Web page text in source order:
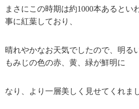
まさにこの時期は約1000本あるとい
事に紅葉しており、
晴れやかなお天気でしたので、明る
もみじの色の赤、黄、緑が鮮明に
なり、より一層美しく見せてくれま